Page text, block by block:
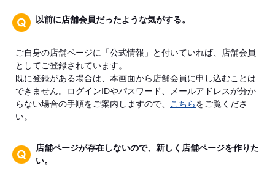
以前に店舗会員だったような気がする。
ご自身の店舗ページに「公式情報」と付いていれば、店舗会員
としてご登録されています。
既に登録がある場合は、本画面から店舗会員に申し込むことは
できません。ログインIDやパスワード、メールアドレスが分か
らない場合の手順をご案内しますので、
こちらをご覧くださ
い。
店舗ページが存在しないので、新しく店舗ページを作りた
い。